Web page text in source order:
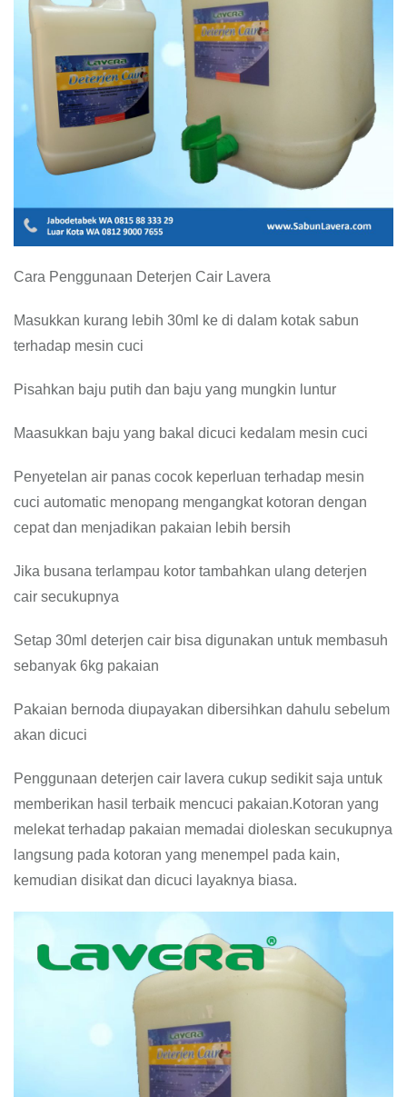
Cara Penggunaan Deterjen Cair Lavera
Masukkan kurang lebih 30ml ke di dalam kotak sabun
terhadap mesin cuci
Pisahkan baju putih dan baju yang mungkin luntur
Maasukkan baju yang bakal dicuci kedalam mesin cuci
Penyetelan air panas cocok keperluan terhadap mesin
cuci automatic menopang mengangkat kotoran dengan
cepat dan menjadikan pakaian lebih bersih
Jika busana terlampau kotor tambahkan ulang deterjen
cair secukupnya
Setap 30ml deterjen cair bisa digunakan untuk membasuh
sebanyak 6kg pakaian
Pakaian bernoda diupayakan dibersihkan dahulu sebelum
akan dicuci
Penggunaan deterjen cair lavera cukup sedikit saja untuk
memberikan hasil terbaik mencuci pakaian.Kotoran yang
melekat terhadap pakaian memadai dioleskan secukupnya
langsung pada kotoran yang menempel pada kain,
kemudian disikat dan dicuci layaknya biasa.